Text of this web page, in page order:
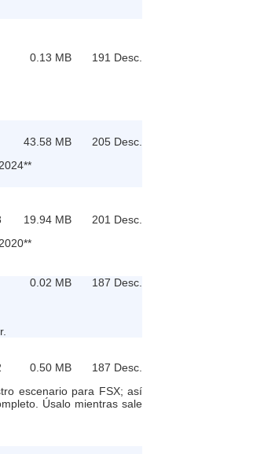
0.13 MB
191 Desc.
43.58 MB
205 Desc.
19.94 MB
201 Desc.
0.02 MB
187 Desc.
0.50 MB
187 Desc.
escenario para FSX; así
Úsalo mientras sale